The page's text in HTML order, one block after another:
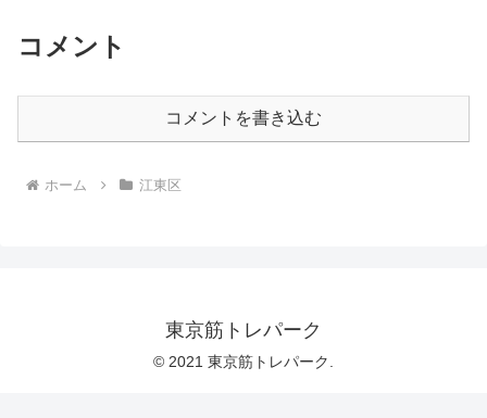
コメント
コメントを書き込む
ホーム 江東区
東京筋トレパーク
© 2021 東京筋トレパーク.